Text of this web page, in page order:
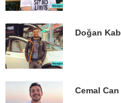
Doğan
Cemal